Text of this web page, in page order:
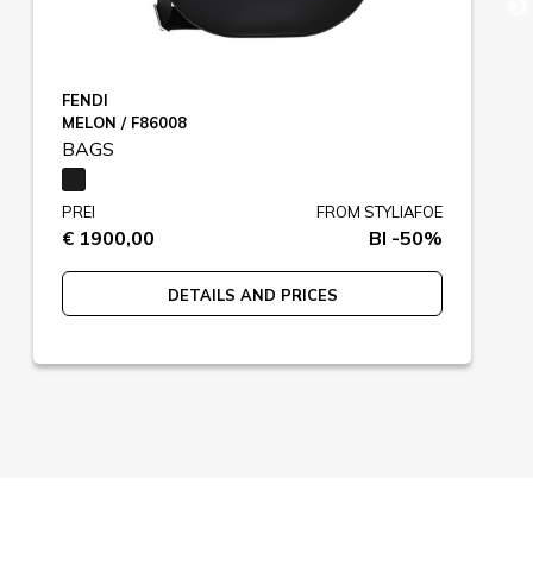
FENDI
MELON / F86008
BAGS
PREI
€ 1900,00
FROM STYLIAFOE
BI -50%
DETAILS AND PRICES